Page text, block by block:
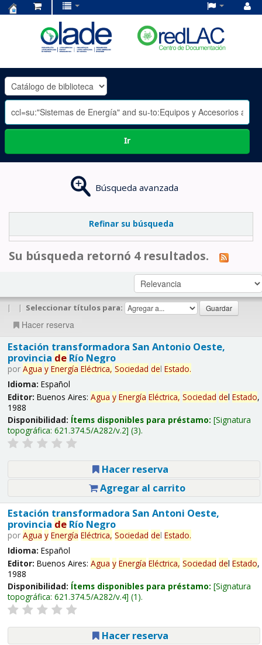
OLADE
-
Ir
Búsqueda avanzada
Refinar su búsqueda
Su búsqueda retornó 4 resultados.
| | Seleccionar títulos para:
Hacer reserva
Estación transformadora San Antonio Oeste,
provincia deRío Negro
por Agua y Energía Eléctrica, Sociedad del Estado.
Idioma: Español
Editor: Buenos Aires: Agua y Energía Eléctrica, Sociedad del Estado,
1988
Disponibilidad: Ítems disponibles para préstamo: Signatura
topográfica: 621.374.5/A282/v.2 (3).
Hacer reserva
Agregar al carrito
Estación transformadora San Antoni Oeste,
provincia deRío Negro
por Agua y Energía Eléctrica, Sociedad del Estado.
Idioma: Español
Editor: Buenos Aires: Agua y Energía Eléctrica, Sociedad del Estado,
1988
Disponibilidad: Ítems disponibles para préstamo: Signatura
topográfica: 621.374.5/A282/v.4 (1).
Hacer reserva